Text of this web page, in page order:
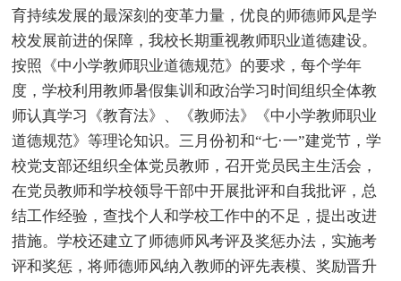
育持续发展的最深刻的变革力量，优良的师德师风是学
校发展前进的保障，我校长期重视教师职业道德建设。
按照《中小学教师职业道德规范》的要求，每个学年
度，学校利用教师暑假集训和政治学习时间组织全体教
师认真学习《教育法》、《教师法》《中小学教师职业
道德规范》等理论知识。三月份初和“七·一”建党节，学
校党支部还组织全体党员教师，召开党员民主生活会，
在党员教师和学校领导干部中开展批评和自我批评，总
结工作经验，查找个人和学校工作中的不足，提出改进
措施。学校还建立了师德师风考评及奖惩办法，实施考
评和奖惩，将师德师风纳入教师的评先表模、奖励晋升